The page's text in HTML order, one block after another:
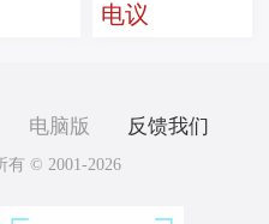
璃
白烤漆玻璃
电议
电脑版 反馈我们
有 © 2001-2026